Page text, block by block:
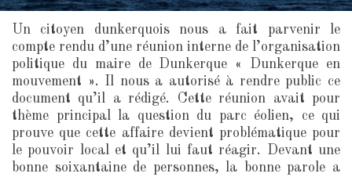
Un citoyen dunkerquois nous a fait parvenir le
compte rendu d’une réunion interne de l’organisation
politique du maire de Dunkerque « Dunkerque en
mouvement ». Il nous a autorisé à rendre public ce
document qu’il a rédigé. Cette réunion avait pour
thème principal la question du parc éolien, ce qui
prouve que cette affaire devient problématique pour
le pouvoir local et qu’il lui faut réagir. Devant une
bonne soixantaine de personnes, la bonne parole a